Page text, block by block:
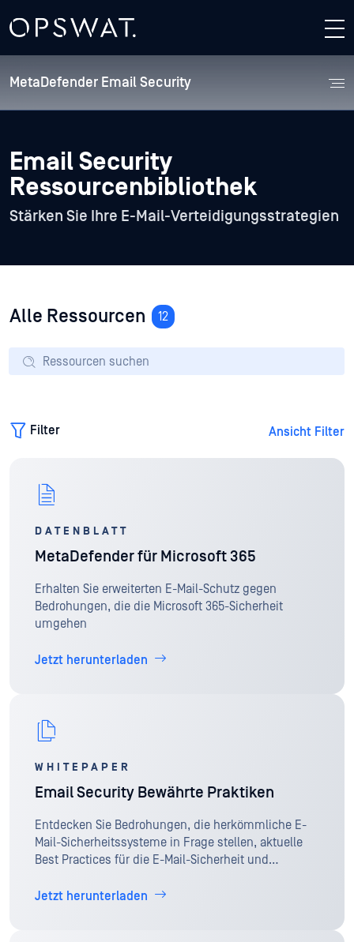
MetaDefender Email Security
Email Security
Ressourcenbibliothek
Stärken Sie Ihre E-Mail-Verteidigungsstrategien
Filter Filter Schließen
Datenblatt
Service-Leitfaden
Alle Ressourcen 12
Filter Ansicht Filter
DATENBLATT
MetaDefender für Microsoft 365
Erhalten Sie erweiterten E-Mail-Schutz gegen
Bedrohungen, die die Microsoft 365-Sicherheit
umgehen
Jetzt herunterladen
WHITEPAPER
Email Security Bewährte Praktiken
Entdecken Sie Bedrohungen, die herkömmliche E-
Mail-Sicherheitssysteme in Frage stellen, aktuelle
Best Practices für die E-Mail-Sicherheit und
Angriffe.
Jetzt herunterladen